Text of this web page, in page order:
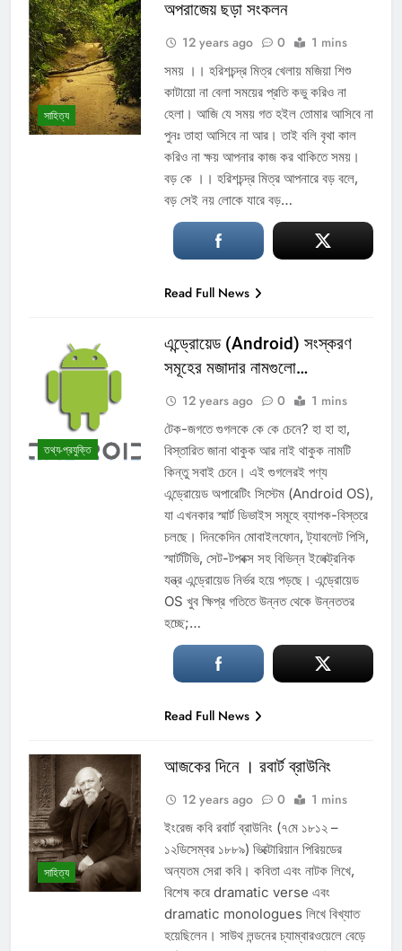
সাহিত্য
অপরাজেয় ছড়া সংকলন
12 years ago 0 1 mins
সময় ।। হরিশচন্দ্র মিত্র খেলায় মজিয়া শিশু
কাটায়ো না বেলা সময়ের প্রতি কভু করিও না
হেলা। আজি যে সময় গত হইল তোমার আসিবে না
পুনঃ তাহা আসিবে না আর। তাই বলি বৃথা কাল
করিও না ক্ষয় আপনার কাজ কর থাকিতে সময়।
বড় কে ।। হরিশচন্দ্র মিত্র আপনারে বড় বলে,
বড় সেই নয় লোকে যারে বড়…
Read Full News
তথ্য-প্রযুক্তি
এন্ড্রোয়েড (Android) সংস্করণ
সমূহের মজাদার নামগুলো…
12 years ago 0 1 mins
টেক-জগতে গুগলকে কে কে চেনে? হা হা হা,
বিস্তারিত জানা থাকুক আর নাই থাকুক নামটি
কিন্তু সবাই চেনে। এই গুগলেরই পণ্য
এন্ড্রোয়েড অপারেটিং সিস্টেম (Android OS),
যা এখনকার স্মার্ট ডিভাইস সমূহে ব্যাপক-বিস্তরে
চলছে। দিনকেদিন মোবাইলফোন, ট্যাবলেট পিসি,
স্মার্টটিভি, সেট-টপবক্স সহ বিভিন্ন ইলেক্ট্রনিক
যন্ত্র এন্ড্রোয়েড নির্ভর হয়ে পড়ছে। এন্ড্রোয়েড
OS খুব ক্ষিপ্র গতিতে উন্নত থেকে উন্নততর
হচ্ছে;…
Read Full News
সাহিত্য
আজকের দিনে । রবার্ট ব্রাউনিং
12 years ago 0 1 mins
ইংরেজ কবি রবার্ট ব্রাউনিং (৭মে ১৮১২ –
১২ডিসেম্বর ১৮৮৯) ভিক্টোরিয়ান পিরিয়ডের
অন্যতম সেরা কবি। কবিতা এবং নাটক লিখে,
বিশেষ করে dramatic verse এবং
dramatic monologues লিখে বিখ্যাত
হয়েছিলেন। সাউথ লন্ডনের চ্যাম্বারওয়েলে বেড়ে